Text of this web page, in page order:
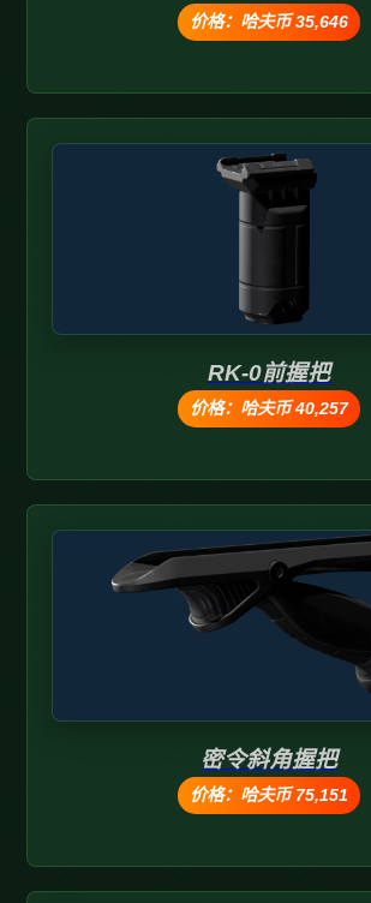
价格：哈夫币 35,646
RK-0前握把
价格：哈夫币 40,257
密令斜角握把
价格：哈夫币 75,151